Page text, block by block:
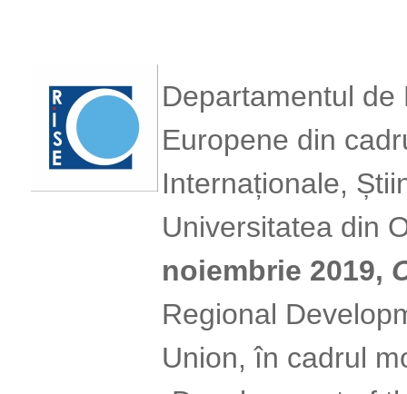
Departamentul
Europene din
Internaționale,
Universitatea din
noiembrie 2019,
Regional
Union, în cadrul